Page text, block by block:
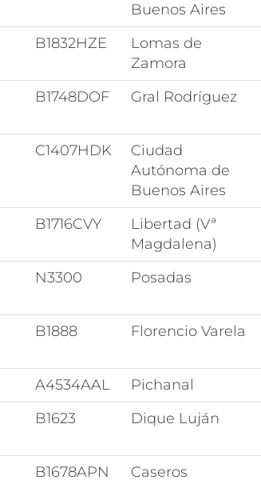
Buenos Aires
B1832HZE
Lomas de
Zamora
B1748DOF Gral Rodríguez
C1407HDK
Ciudad
Autónoma de
Buenos Aires
B1716CVY
Libertad (Vª
Magdalena)
N3300 Posadas
B1888 Florencio Varela
A4534AAL Pichanal
B1623 Dique Luján
B1678APN Caseros